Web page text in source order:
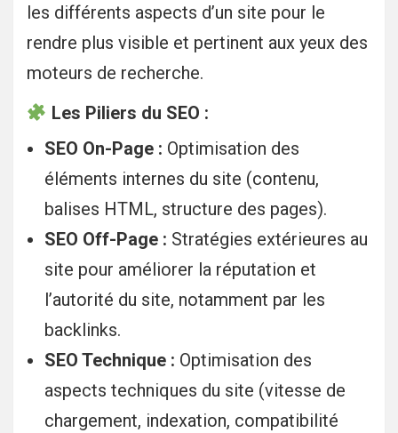
les différents aspects d’un site pour le
rendre plus visible et pertinent aux yeux des
moteurs de recherche.
Les Piliers du SEO :
SEO On-Page : Optimisation des
éléments internes du site (contenu,
balises HTML, structure des pages).
SEO Off-Page : Stratégies extérieures au
site pour améliorer la réputation et
l’autorité du site, notamment par les
backlinks.
SEO Technique : Optimisation des
aspects techniques du site (vitesse de
chargement, indexation, compatibilité